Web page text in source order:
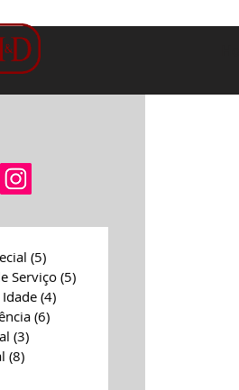
posts
(5)5 posts
Serviço (5)5 posts
(4)4 posts
(6)6 posts
(3)3 posts
(8)8 posts